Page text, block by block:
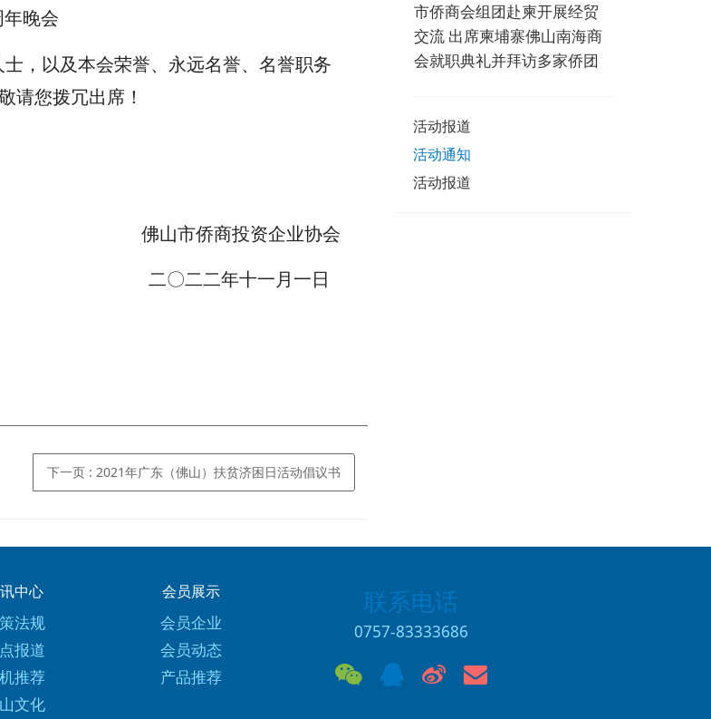
晚会
以及本会荣誉、永远名誉、名誉职务
请您拨冗出席！
佛山市侨商投资企业协会
二〇二二年十一月一日
下一页 : 2021年广东（佛山）扶贫济困日活动倡议书
市侨商会组团赴柬开展经贸
交流 出席柬埔寨佛山南海商
会就职典礼并拜访多家侨团
活动报道
活动通知
活动报道
中心
法规
报道
推荐
文化
会员展示
会员企业
会员动态
产品推荐
联系电话
0757-83333686